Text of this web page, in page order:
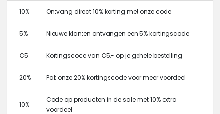
10% Ontvang direct 10% korting met onze code
5% Nieuwe klanten ontvangen een 5% kortingscode
€5 Kortingscode van €5,- op je gehele bestelling
20% Pak onze 20% kortingscode voor meer voordeel
10%
Code op producten in de sale met 10% extra
voordeel